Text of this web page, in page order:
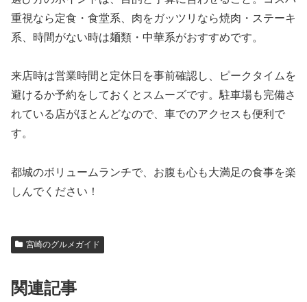
重視なら定食・食堂系、肉をガッツリなら焼肉・ステーキ
系、時間がない時は麺類・中華系がおすすめです。
来店時は営業時間と定休日を事前確認し、ピークタイムを
避けるか予約をしておくとスムーズです。駐車場も完備さ
れている店がほとんどなので、車でのアクセスも便利で
す。
都城のボリュームランチで、お腹も心も大満足の食事を楽
しんでください！
宮崎のグルメガイド
関連記事